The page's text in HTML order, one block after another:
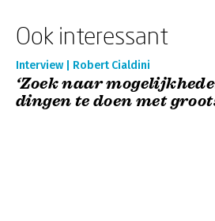
Ook interessant
Interview | Robert Cialdini
‘Zoek naar
dingen te doen met